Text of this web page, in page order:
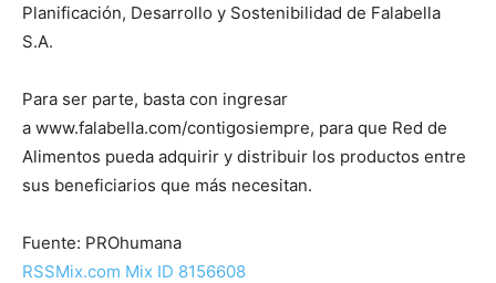
Planificación, Desarrollo y Sostenibilidad de Falabella
S.A.
Para ser parte, basta con ingresar
a www.falabella.com/contigosiempre, para que Red de
Alimentos pueda adquirir y distribuir los productos entre
sus beneficiarios que más necesitan.
Fuente: PROhumana
RSSMix.com Mix ID 8156608